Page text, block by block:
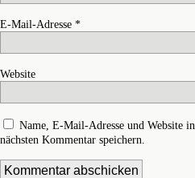
E-Mail-Adresse *
Website
Name, E-Mail-Adresse und Website
nächsten Kommentar speichern.